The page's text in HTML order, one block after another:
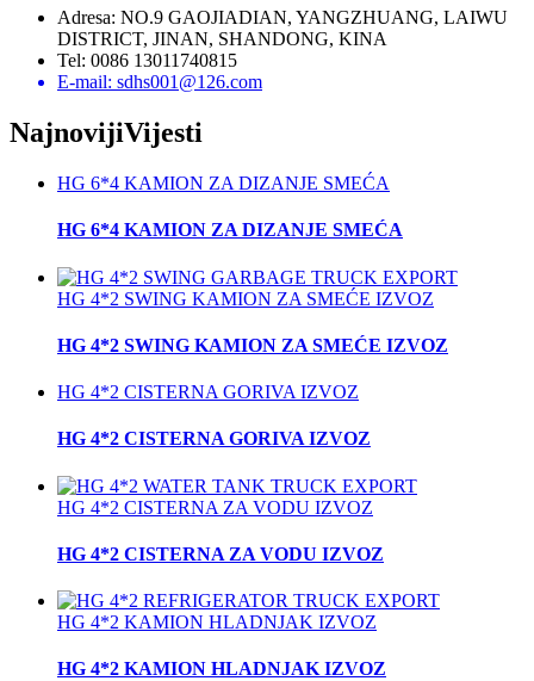
Adresa: NO.9 GAOJIADIAN, YANGZHUANG, LAIWU
DISTRICT, JINAN, SHANDONG, KINA
Tel: 0086 13011740815
E-mail: sdhs001@126.com
NajnovijiVijesti
HG 6*4 KAMION ZA DIZANJE SMEĆA
HG 6*4 KAMION ZA DIZANJE SMEĆA
HG 4*2 SWING KAMION ZA SMEĆE IZVOZ
HG 4*2 SWING KAMION ZA SMEĆE IZVOZ
HG 4*2 CISTERNA GORIVA IZVOZ
HG 4*2 CISTERNA GORIVA IZVOZ
HG 4*2 CISTERNA ZA VODU IZVOZ
HG 4*2 CISTERNA ZA VODU IZVOZ
HG 4*2 KAMION HLADNJAK IZVOZ
HG 4*2 KAMION HLADNJAK IZVOZ